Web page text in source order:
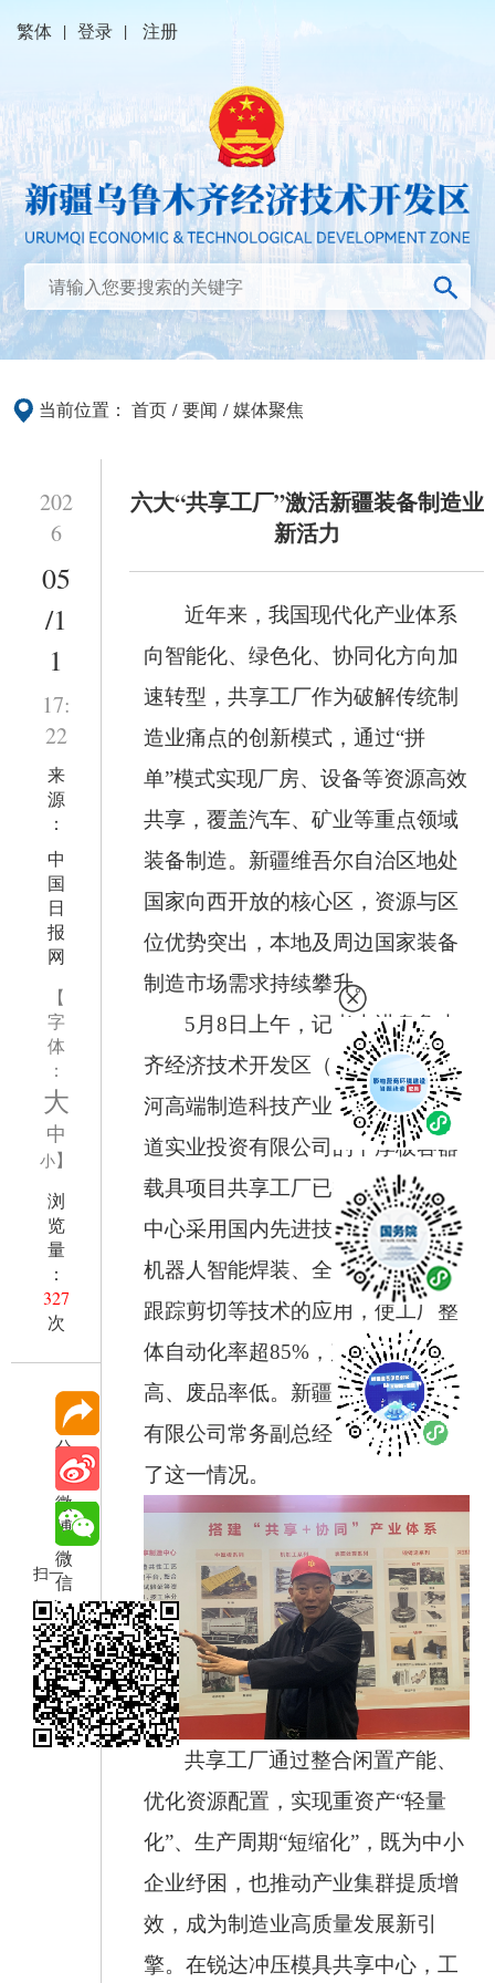
繁体 | 登录 | 注册
当前位置： 首页 /要闻 /媒体聚焦
202
6
05
/1
1
17:
22
来
源
：
中
国
日
报
网
【
字
体
：
大
中
小】
浏
览
量
：
327
次
分
享
微
博
微
信
扫一
扫在
手机
打开
当前
页
六大“共享工厂”激活新疆装备制造业
新活力
近年来，我国现代化产业体系
向智能化、绿色化、协同化方向加
速转型，共享工厂作为破解传统制
造业痛点的创新模式，通过“拼
单”模式实现厂房、设备等资源高效
共享，覆盖汽车、矿业等重点领域
装备制造。新疆维吾尔自治区地处
国家向西开放的核心区，资源与区
位优势突出，本地及周边国家装备
制造市场需求持续攀升。
5 月8日上午，记者走进乌鲁木
齐经济技术开发区（头屯河区）两
河高端制造科技产业园内，新疆大
道实业投资有限公司的中厚板容器
载具项目共享工厂已投产运行。该
中心采用国内先进技术工艺设备，
机器人智能焊装、全自动开卷校平
跟踪剪切等技术的应用，使工厂整
体自动化率超85% ，产品一致性
高、废品率低。新疆大道实业投资
有限公司常务副总经理赵天祥介绍
了这一情况。
共享工厂通过整合闲置产能、
优化资源配置，实现重资产“轻量
化”、生产周期“短缩化”，既为中小
企业纾困，也推动产业集群提质增
效，成为制造业高质量发展新引
擎。在锐达冲压模具共享中心，工